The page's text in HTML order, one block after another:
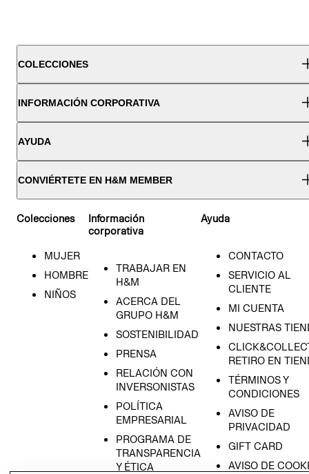
COLECCIONES
INFORMACIÓN CORPORATIVA
AYUDA
CONVIÉRTETE EN H&M MEMBER
Colecciones
MUJER
HOMBRE
NIÑOS
Información
corporativa
TRABAJAR EN
H&M
ACERCA DEL
GRUPO H&M
SOSTENIBILIDAD
PRENSA
RELACIÓN CON
INVERSONISTAS
POLÍTICA
EMPRESARIAL
PROGRAMA DE
TRANSPARENCIA
Y ÉTICA
Ayuda
CONTACTO
SERVICIO AL
CLIENTE
MI CUENTA
NUESTRAS
RETIRO EN
TÉRMINOS Y
CONDICIONES
AVISO DE
PRIVACIDAD
GIFT CARD
AVISO DE